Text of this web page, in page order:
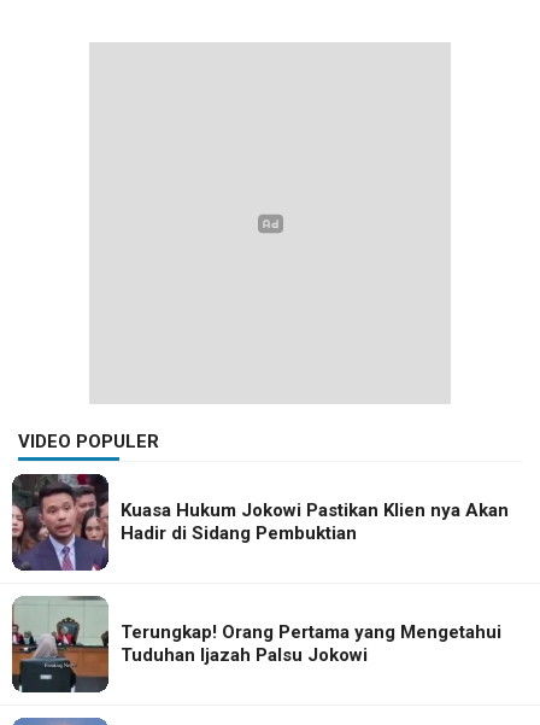
VIDEO POPULER
Kuasa Hukum Jokowi Pastikan Klien nya Akan
Hadir di Sidang Pembuktian
Terungkap! Orang Pertama yang Mengetahui
Tuduhan Ijazah Palsu Jokowi